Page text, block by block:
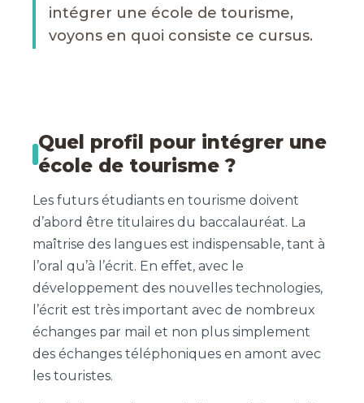
intégrer une école de tourisme,
voyons en quoi consiste ce cursus.
Quel profil pour intégrer une
école de tourisme ?
Les futurs étudiants en tourisme doivent
d’abord être titulaires du baccalauréat. La
maîtrise des langues est indispensable, tant à
l’oral qu’à l’écrit. En effet, avec le
développement des nouvelles technologies,
l’écrit est très important avec de nombreux
échanges par mail et non plus simplement
des échanges téléphoniques en amont avec
les touristes.